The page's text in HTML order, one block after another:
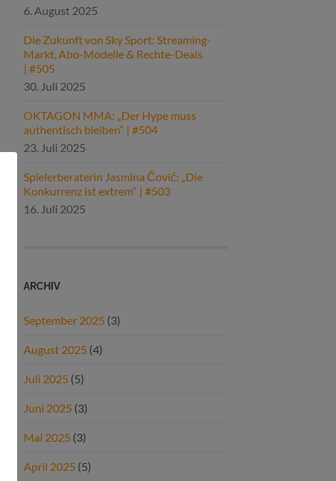
6. August 2025
Die Zukunft von Sky Sport: Streaming-
Markt, Abo-Modelle & Rechte-Deals
| #505
30. Juli 2025
OKTAGON MMA: „Der Hype muss
authentisch bleiben“ | #504
23. Juli 2025
Spielerberaterin Jasmina Čović: „Die
Konkurrenz ist extrem“ | #503
16. Juli 2025
ARCHIV
September 2025 (3)
August 2025 (4)
Juli 2025 (5)
Juni 2025 (3)
Mai 2025 (3)
April 2025 (5)